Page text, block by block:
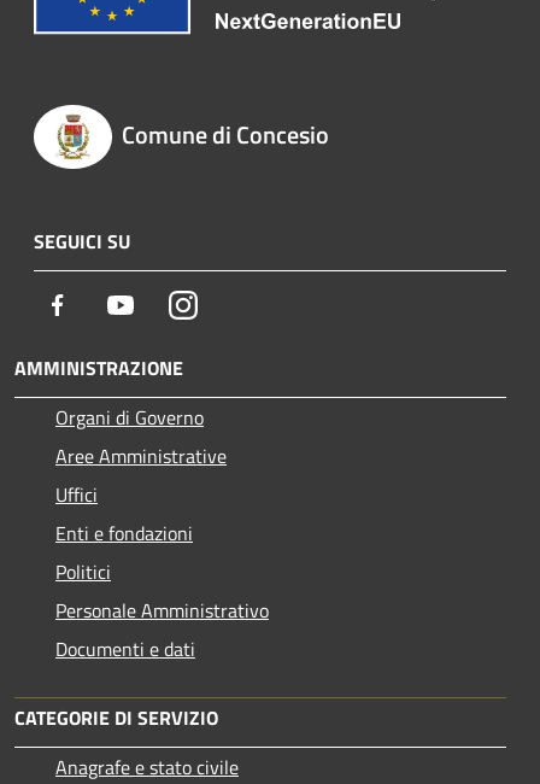
Comune di Concesio
SEGUICI SU
Facebook YoutubeInstagram
AMMINISTRAZIONE
Organi di Governo
Aree Amministrative
Uffici
Enti e fondazioni
Politici
Personale Amministrativo
Documenti e dati
CATEGORIE DI SERVIZIO
Anagrafe e stato civile